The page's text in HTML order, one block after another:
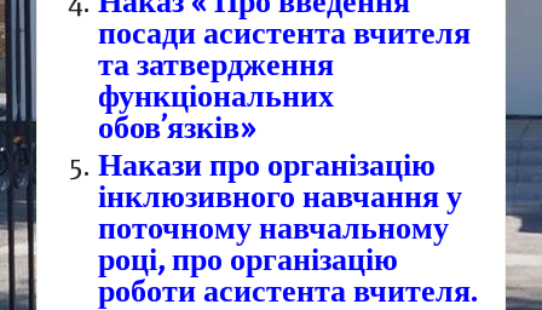
посади асистента вчителя
та затвердження
функціональних
обов’язків»
Накази про організацію
інклюзивного навчання у
поточному навчальному
році, про організацію
роботи асистента вчителя.